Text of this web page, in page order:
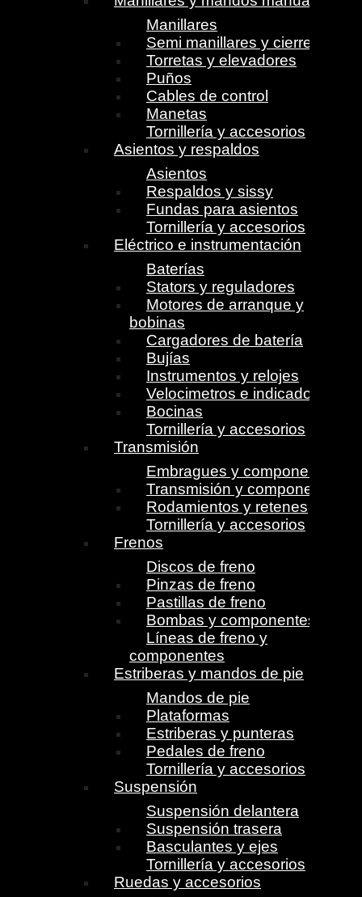
Manillares
Semi manillares y cierres
Torretas y elevadores
Puños
Cables de control
Manetas
Tornillería y accesorios
Asientos y respaldos
Asientos
Respaldos y sissy
Fundas para asientos
Tornillería y accesorios
Eléctrico e instrumentación
Baterías
Stators y reguladores
Motores de arranque y
bobinas
Cargadores de batería
Bujías
Instrumentos y relojes
Velocimetros e indicadores
Bocinas
Tornillería y accesorios
Transmisión
Embragues y componentes
Transmisión y componentes
Rodamientos y retenes
Tornillería y accesorios
Frenos
Discos de freno
Pinzas de freno
Pastillas de freno
Bombas y componentes
Líneas de freno y
componentes
Estriberas y mandos de pie
Mandos de pie
Plataformas
Estriberas y punteras
Pedales de freno
Tornillería y accesorios
Suspensión
Suspensión delantera
Suspensión trasera
Basculantes y ejes
Tornillería y accesorios
Ruedas y accesorios